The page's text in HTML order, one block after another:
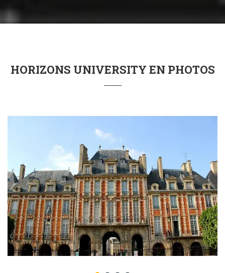
HORIZONS UNIVERSITY EN PHOTOS